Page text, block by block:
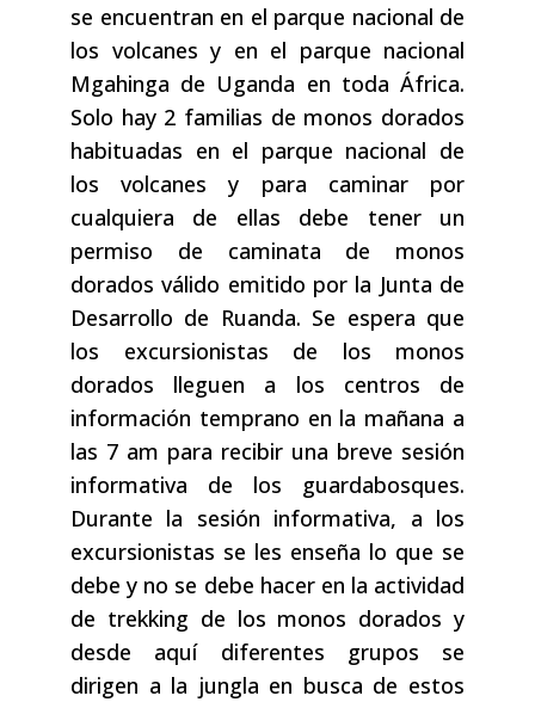
se encuentran en el parque nacional de
los volcanes y en el parque nacional
Mgahinga de Uganda en toda África.
Solo hay 2 familias de monos dorados
habituadas en el parque nacional de
los volcanes y para caminar por
cualquiera de ellas debe tener un
permiso de caminata de monos
dorados válido emitido por la Junta de
Desarrollo de Ruanda. Se espera que
los excursionistas de los monos
dorados lleguen a los centros de
información temprano en la mañana a
las 7 am para recibir una breve sesión
informativa de los guardabosques.
Durante la sesión informativa, a los
excursionistas se les enseña lo que se
debe y no se debe hacer en la actividad
de trekking de los monos dorados y
desde aquí diferentes grupos se
dirigen a la jungla en busca de estos